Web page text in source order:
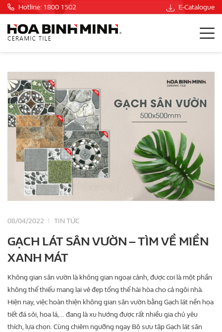
Hotline: 1800 1502 E-Catalogue
08/04/2022 TIN TỨC
GẠCH LÁT SÂN VƯỜN – TÌM VỀ MIỀN
XANH MÁT
Không gian sân vườn là không gian ngoại cảnh, được coi là một phần
không thể thiếu mang lại vẻ đẹp tổng thể hài hòa cho cả ngôi nhà.
Hiện nay, việc hoàn thiện không gian sân vườn bằng Gạch lát nền họa
tiết đá sỏi, hoa lá,… đang là xu hướng được rất nhiều gia chủ yêu
thích, lựa chọn. Cùng chiêm ngưỡng ngay Bộ sưu tập Gạch lát sân